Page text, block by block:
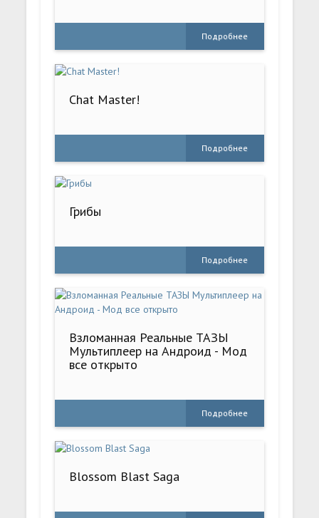
Подробнее
Chat Master!
Подробнее
Грибы
Подробнее
Взломанная Реальные ТАЗЫ
Мультиплеер на Андроид - Мод
все открыто
Подробнее
Blossom Blast Saga